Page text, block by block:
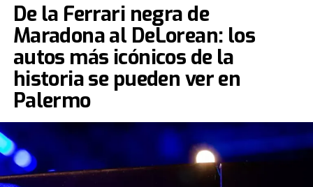
De la Ferrari negra de
Maradona al DeLorean: los
autos más icónicos de la
historia se pueden ver en
Palermo